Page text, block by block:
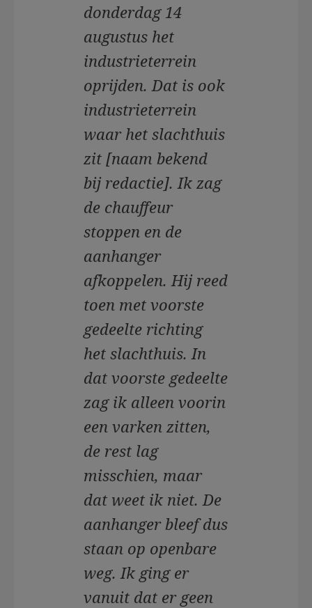
donderdag 14
augustus het
industrieterrein
oprijden. Dat is ook
industrieterrein
waar het slachthuis
zit [naam bekend
bij redactie]. Ik zag
de chauffeur
stoppen en de
aanhanger
afkoppelen. Hij reed
toen met voorste
gedeelte richting
het slachthuis. In
dat voorste gedeelte
zag ik alleen voorin
een varken zitten,
de rest lag
misschien, maar
dat weet ik niet. De
aanhanger bleef dus
staan op openbare
weg. Ik ging er
vanuit dat er geen